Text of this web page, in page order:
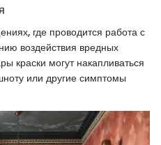
где проводится работа с
воздействия вредных
краски могут накапливаться
или другие симптомы